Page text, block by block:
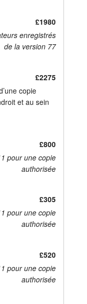
£1980
enregistrés
de la version 77
£2275
copie
et au sein
£800
pour une copie
authorisée
£305
pour une copie
authorisée
£520
pour une copie
authorisée